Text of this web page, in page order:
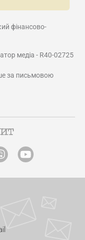
фінансово-
медіа - R40-02725
за письмовою